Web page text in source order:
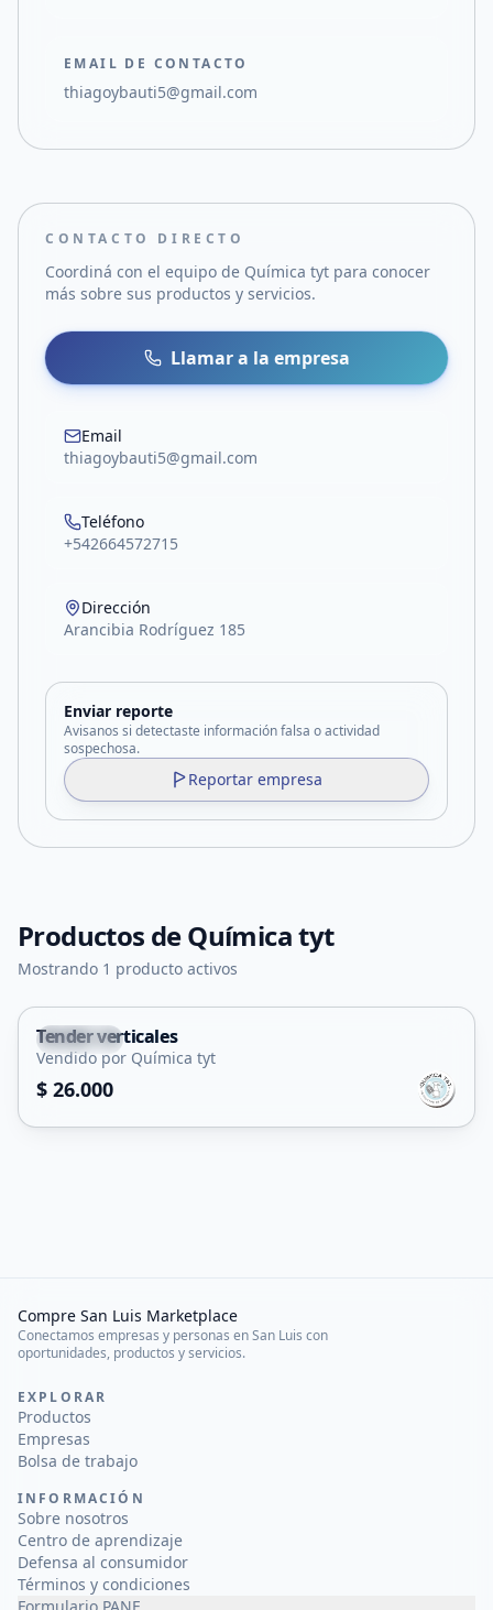
EMAIL DE CONTACTO
thiagoybauti5@gmail.com
CONTACTO DIRECTO
Coordiná con el equipo de Química tyt para conocer
más sobre sus productos y servicios.
Llamar a la empresa
Email
thiagoybauti5@gmail.com
Teléfono
+542664572715
Dirección
Arancibia Rodríguez 185
Enviar reporte
Avisanos si detectaste información falsa o actividad
sospechosa.
Reportar empresa
Productos deQuímica tyt
Mostrando 1 producto activos
Capital
Tender verticales
Vendido por Química tyt
$ 26.000
Compre San Luis Marketplace
Conectamos empresas y personas en San Luis con
oportunidades, productos y servicios.
EXPLORAR
Productos
Empresas
Bolsa de trabajo
INFORMACIÓN
Sobre nosotros
Centro de aprendizaje
Defensa al consumidor
Términos y condiciones